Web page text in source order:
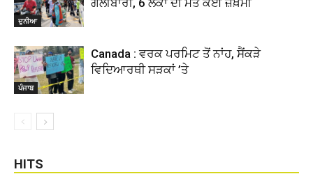
ਦੁਨੀਆ
ਗੋਲੀਬਾਰੀ, 6 ਲੋਕਾਂ ਦੀ ਮੌਤ ਕਈ ਜ਼ਖ਼ਮੀ
ਪੰਜਾਬ
Canada : ਵਰਕ ਪਰਮਿਟ ਤੋਂ ਨਾਂਹ, ਸੈਂਕੜੇ
ਵਿਦਿਆਰਥੀ ਸੜਕਾਂ ’ਤੇ
HITS